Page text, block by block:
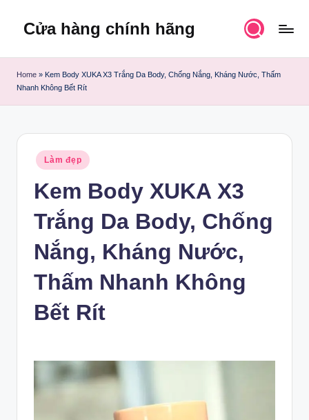
Cửa hàng chính hãng
Home » Kem Body XUKA X3 Trắng Da Body, Chống Nắng, Kháng Nước, Thấm
Nhanh Không Bết Rít
Posted
in
Làm đẹp
Kem Body XUKA X3
Trắng Da Body, Chống
Nắng, Kháng Nước,
Thấm Nhanh Không
Bết Rít